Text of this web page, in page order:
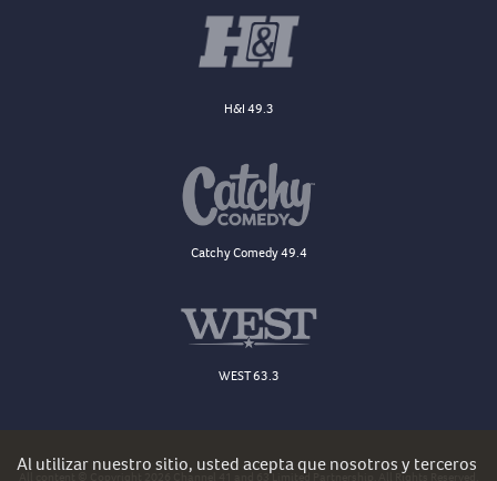
H&I 49.3
Catchy Comedy 49.4
WEST 63.3
All content © Copyright 2026 Channel 41 and 63 Limited Partnership. All Rights Reserved.
Al utilizar nuestro sitio, usted acepta que nosotros y terceros